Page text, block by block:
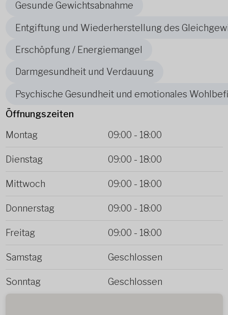
Gesunde Gewichtsabnahme
Entgiftung und Wiederherstellung des
Erschöpfung / Energiemangel
Darmgesundheit und Verdauung
Psychische Gesundheit und emotionales
Öffnungszeiten
Montag
09:00 - 18:00
Dienstag 09:00 - 18:00
Mittwoch 09:00 - 18:00
Donnerstag 09:00 - 18:00
Freitag 09:00 - 18:00
Samstag Geschlossen
Sonntag Geschlossen